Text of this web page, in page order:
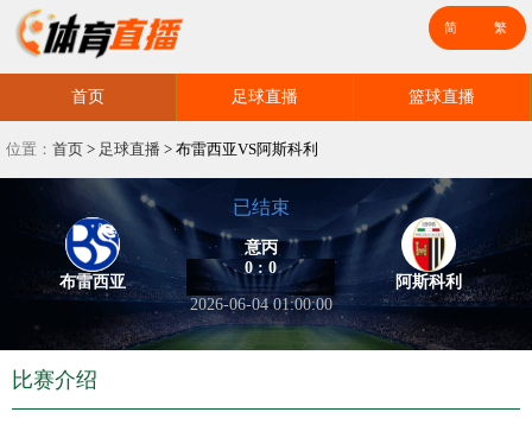
首页 足球直播 篮球直播
位置： 首页 > 足球直播 > 布雷西亚VS阿斯科利
布雷西亚
已结束
意丙
0 : 0
2026-06-04 01:00:00
阿斯科利
比赛介绍